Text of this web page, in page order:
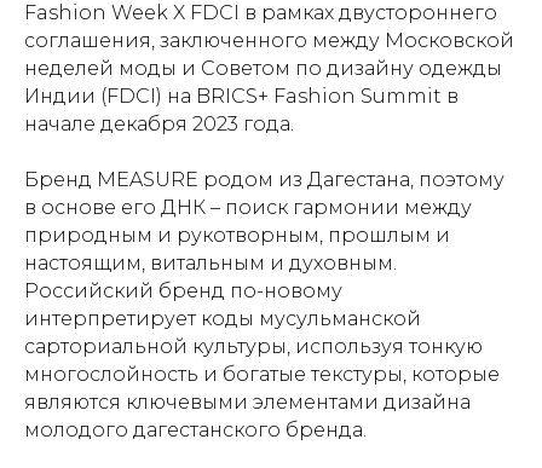
Fashion Week X FDCI в рамках двустороннего
соглашения, заключенного между Московской
неделей моды и Советом по дизайну одежды
Индии (FDCI) на BRICS+ Fashion Summit в
начале декабря 2023 года.
Бренд MEASURE родом из Дагестана, поэтому
в основе его ДНК – поиск гармонии между
природным и рукотворным, прошлым и
настоящим, витальным и духовным.
Российский бренд по-новому
интерпретирует коды мусульманской
сарториальной культуры, используя тонкую
многослойность и богатые текстуры, которые
являются ключевыми элементами дизайна
молодого дагестанского бренда.